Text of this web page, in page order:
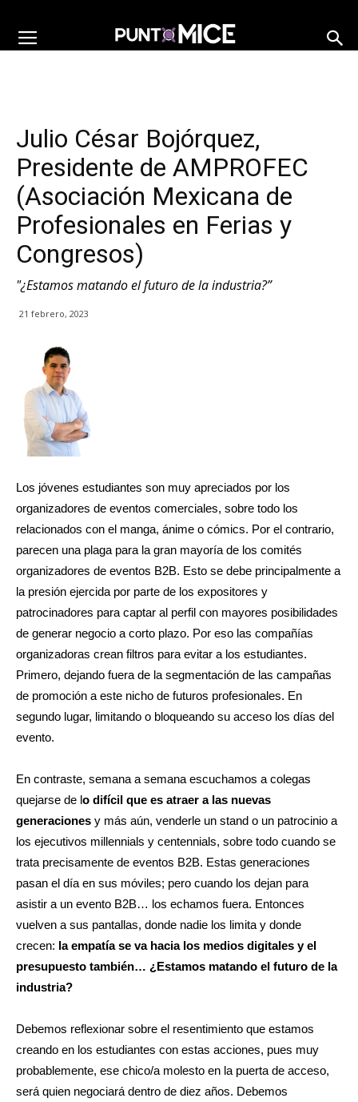
Julio César Bojórquez,
Presidente de AMPROFEC
(Asociación Mexicana de
Profesionales en Ferias y
Congresos)
"¿Estamos matando el futuro de la industria?”
21 febrero, 2023
Los jóvenes estudiantes son muy apreciados por los
organizadores de eventos comerciales, sobre todo los
relacionados con el manga, ánime o cómics. Por el contrario,
parecen una plaga para la gran mayoría de los comités
organizadores de eventos B2B. Esto se debe principalmente a
la presión ejercida por parte de los expositores y
patrocinadores para captar al perfil con mayores posibilidades
de generar negocio a corto plazo. Por eso las compañías
organizadoras crean filtros para evitar a los estudiantes.
Primero, dejando fuera de la segmentación de las campañas
de promoción a este nicho de futuros profesionales. En
segundo lugar, limitando o bloqueando su acceso los días del
evento.
En contraste, semana a semana escuchamos a colegas
quejarse de lo difícil que es atraer a las nuevas
generaciones y más aún, venderle un stand o un patrocinio a
los ejecutivos millennials y centennials, sobre todo cuando se
trata precisamente de eventos B2B. Estas generaciones
pasan el día en sus móviles; pero cuando los dejan para
asistir a un evento B2B… los echamos fuera. Entonces
vuelven a sus pantallas, donde nadie los limita y donde
crecen: la empatía se va hacia los medios digitales y el
presupuesto también… ¿Estamos matando el futuro de la
industria?
Debemos reflexionar sobre el resentimiento que estamos
creando en los estudiantes con estas acciones, pues muy
probablemente, ese chico/a molesto en la puerta de acceso,
será quien negociará dentro de diez años. Debemos